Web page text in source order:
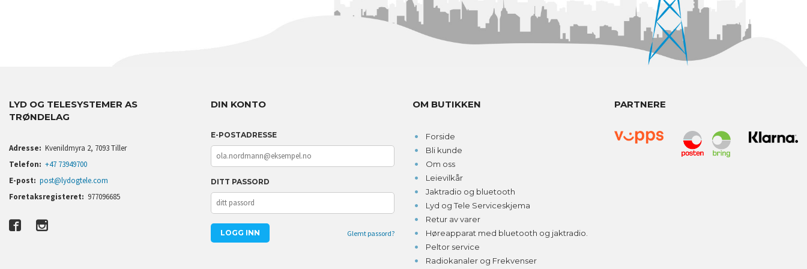
LYD OG TELESYSTEMER AS
TRØNDELAG
Adresse: Kvenildmyra 2, 7093 Tiller
Telefon: +47 73949700
E-post: post@lydogtele.com
Foretaksregisteret: 977096685
DIN KONTO
E-POSTADRESSE
DITT PASSORD
Glemt passord?
OM BUTIKKEN
Forside
Bli kunde
Om oss
Leievilkår
Jaktradio og bluetooth
Lyd og Tele Serviceskjema
Retur av varer
Høreapparat med bluetooth og jaktradio.
Peltor service
Radiokanaler og Frekvenser
PARTNERE